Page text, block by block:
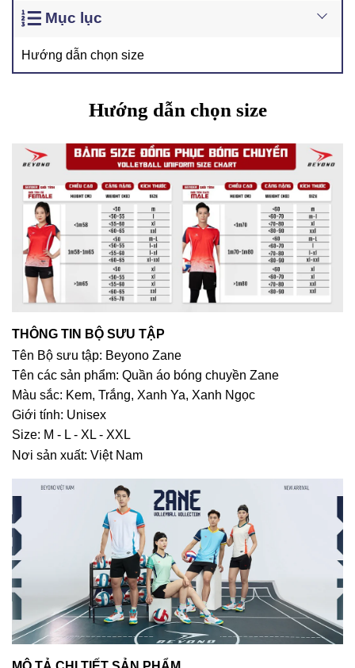
Mục lục
Hướng dẫn chọn size
Hướng dẫn chọn size
THÔNG TIN BỘ SƯU TẬP
Tên Bộ sưu tập: Beyono Zane
Tên các sản phẩm: Quần áo bóng chuyền Zane
Màu sắc: Kem, Trắng, Xanh Ya, Xanh Ngọc
Giới tính: Unisex
Size: M - L - XL - XXL
Nơi sản xuất: Việt Nam